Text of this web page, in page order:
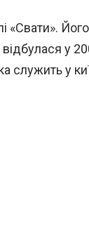
«Свати».
у
служить у